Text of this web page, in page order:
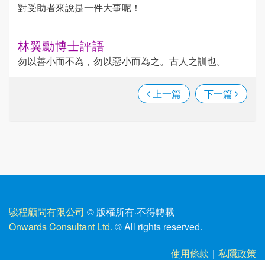
對受助者來說是一件大事呢！
林翼勳博士評語
勿以善小而不為，勿以惡小而為之。古人之訓也。
上一篇 下一篇
駿程顧問有限公司 © 版權所有·不得轉載
Onwards Consultant Ltd. © All rights reserved.
使用條款 ｜ 私隱政策